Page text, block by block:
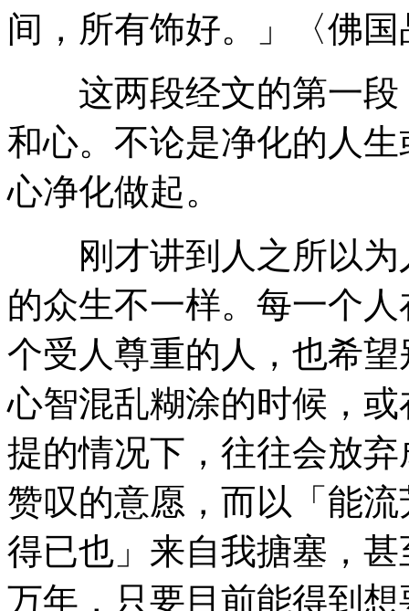
间，所有饰好。」〈佛
这两段经文的第一段
和心。不论是净化的人
心净化做起。
刚才讲到人之所以为
的众生不一样。每一个
个受人尊重的人，也希
心智混乱糊涂的时候，
提的情况下，往往会放
赞叹的意愿，而以「能
得已也」来自我搪塞，
万年，只要目前能得到